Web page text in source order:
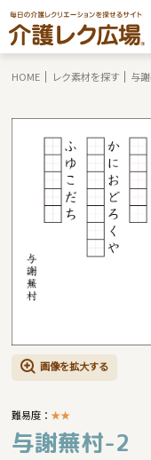
HOME レク素材を探す 与
画像を拡大する
難易度：★★
与謝蕪村-2